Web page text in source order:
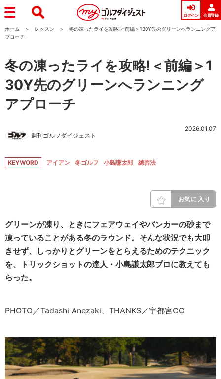
ログイン 会員登録
ホーム レッスン
冬の凍ったライを攻略!＜前編＞130Y先のグリーンへランニングア
プローチ
冬の凍ったライを攻略!＜前編＞1
30Y先のグリーンへランニング
アプローチ
週刊ゴルフダイジェスト
2026.01.07
KEYWORD アイアン 冬ゴルフ 小島謙太郎 練習法
お気に入り
グリーンが凍り、ときにフェアウェイやバンカーの砂まで
凍っていることがある冬のラウンド。そんな状況でも大叩
きせず、しっかりとグリーンをとらえるためのテクニック
を、トリックショットの達人・小島謙太郎プロに教えても
らった。
PHOTO／Tadashi Anezaki、THANKS／宇都宮CC